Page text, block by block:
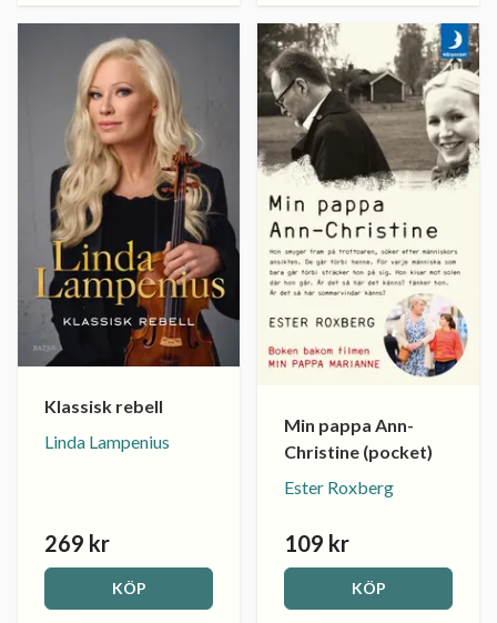
Klassisk rebell
Linda Lampenius
269 kr
KÖP
Min pappa Ann-
Christine (pocket)
Ester Roxberg
109 kr
KÖP